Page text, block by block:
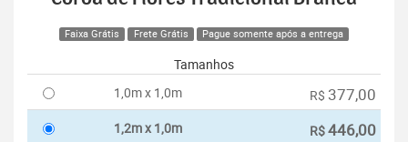
Faixa Grátis Frete Grátis Pague somente após a entrega
Tamanhos
1,0m x 1,0m
R$ 377,00
1,2m x 1,0m R$446,00